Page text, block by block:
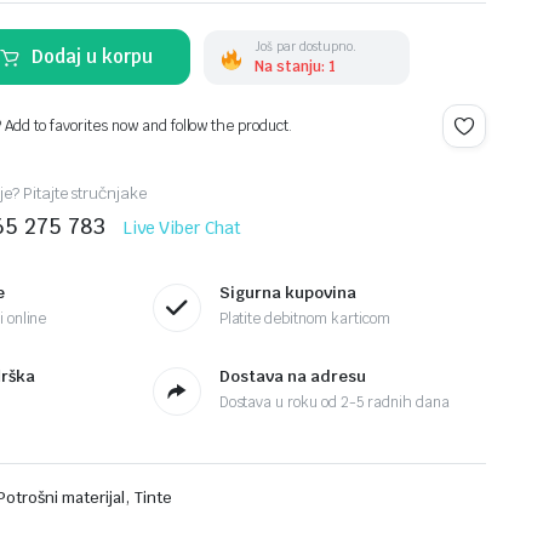
Dodaj u korpu Još par dostupno.
Na stanju: 1
to favorites now and follow the product.
Pitajte stručnjake
275 783 Live Viber Chat
online
Sigurna kupovina
Platite debitnom karticom
Dostava na adresu
Dostava u roku od 2-5 radnih dana
materijal, Tinte